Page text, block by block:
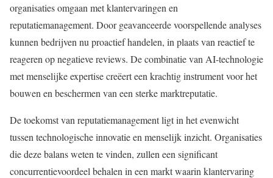
organisaties omgaan met klantervaringen en
reputatiemanagement. Door geavanceerde voorspellende analyses
kunnen bedrijven nu proactief handelen, in plaats van reactief te
reageren op negatieve reviews. De combinatie van AI-technologie
met menselijke expertise creëert een krachtig instrument voor het
bouwen en beschermen van een sterke marktreputatie.
De toekomst van reputatiemanagement ligt in het evenwicht
tussen technologische innovatie en menselijk inzicht. Organisaties
die deze balans weten te vinden, zullen een significant
concurrentievoordeel behalen in een markt waarin klantervaring